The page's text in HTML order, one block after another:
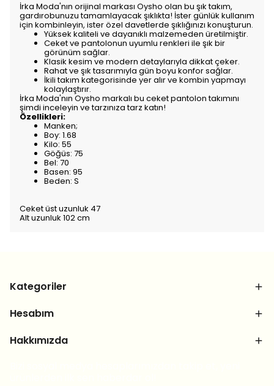
İrka Moda'nın orijinal markası Oysho olan bu şık takım,
gardırobunuzu tamamlayacak şıklıkta! İster günlük kullanım
için kombinleyin, ister özel davetlerde şıklığınızı konuşturun.
Yüksek kaliteli ve dayanıklı malzemeden üretilmiştir.
Ceket ve pantolonun uyumlu renkleri ile şık bir
görünüm sağlar.
Klasik kesim ve modern detaylarıyla dikkat çeker.
Rahat ve şık tasarımıyla gün boyu konfor sağlar.
İkili takım kategorisinde yer alır ve kombin yapmayı
kolaylaştırır.
İrka Moda'nın Oysho markalı bu ceket pantolon takımını
şimdi inceleyin ve tarzınıza tarz katın!
Özellikleri:
Manken;
Boy: 1.68
Kilo: 55
Göğüs: 75
Bel: 70
Basen: 95
Beden: S
Ceket üst uzunluk 47
Alt uzunluk 102 cm
Kategoriler
Hesabım
Hakkımızda